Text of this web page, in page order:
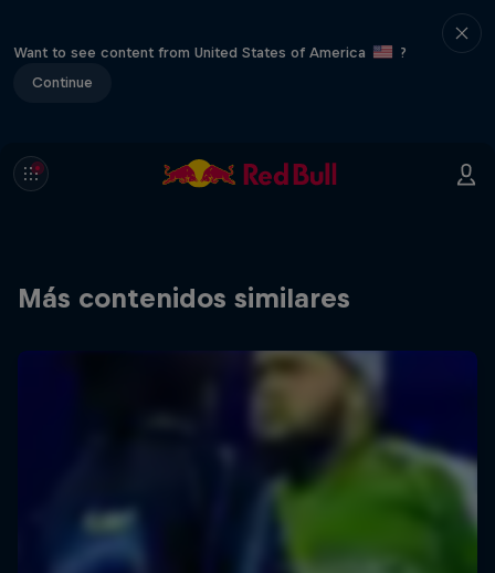
Want to see content from United States of America
?
Continue
Más contenidos similares